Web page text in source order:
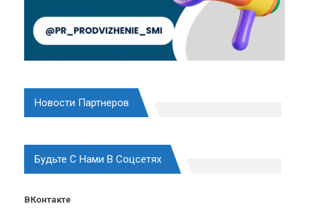
Новости Партнеров
Будьте С Нами В Соцсетях
ВКонтакте